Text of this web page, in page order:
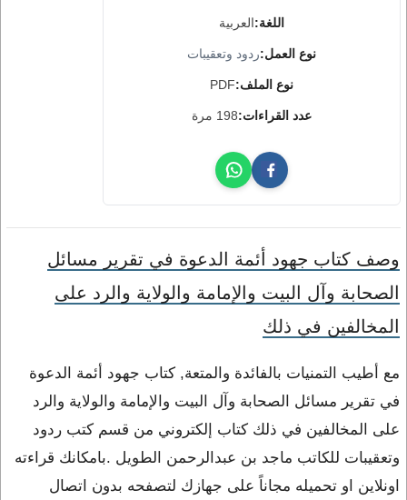
اللغة:العربية
نوع العمل:ردود وتعقيبات
نوع الملف:PDF
عدد القراءات:198 مرة
وصف كتاب جهود أئمة الدعوة في تقرير مسائل
الصحابة وآل البيت والإمامة والولاية والرد على
المخالفين في ذلك
مع أطيب التمنيات بالفائدة والمتعة, كتاب جهود أئمة الدعوة
في تقرير مسائل الصحابة وآل البيت والإمامة والولاية والرد
على المخالفين في ذلك كتاب إلكتروني من قسم كتب ردود
وتعقيبات للكاتب ماجد بن عبدالرحمن الطويل .بامكانك قراءته
اونلاين او تحميله مجاناً على جهازك لتصفحه بدون اتصال